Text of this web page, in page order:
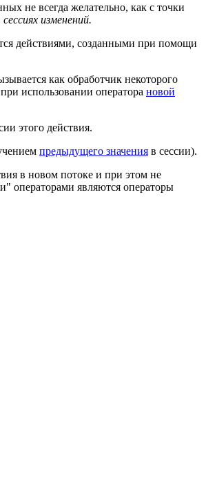
не всегда желательно, как с точки
сессиях изменений.
действиями, созданными при помощи
как обработчик некоторого
использовании оператора новой
этого действия.
предыдущего значения в сессии).
в новом потоке и при этом не
операторами являются операторы